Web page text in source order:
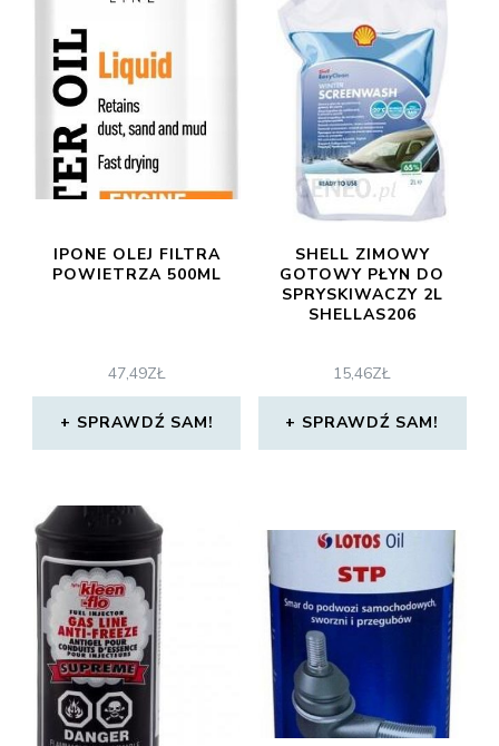
IPONE OLEJ FILTRA
POWIETRZA 500ML
47,49ZŁ
SPRAWDŹ SAM!
SHELL ZIMOWY
GOTOWY PŁYN DO
SPRYSKIWACZY 2L
SHELLAS206
15,46ZŁ
SPRAWDŹ SAM!